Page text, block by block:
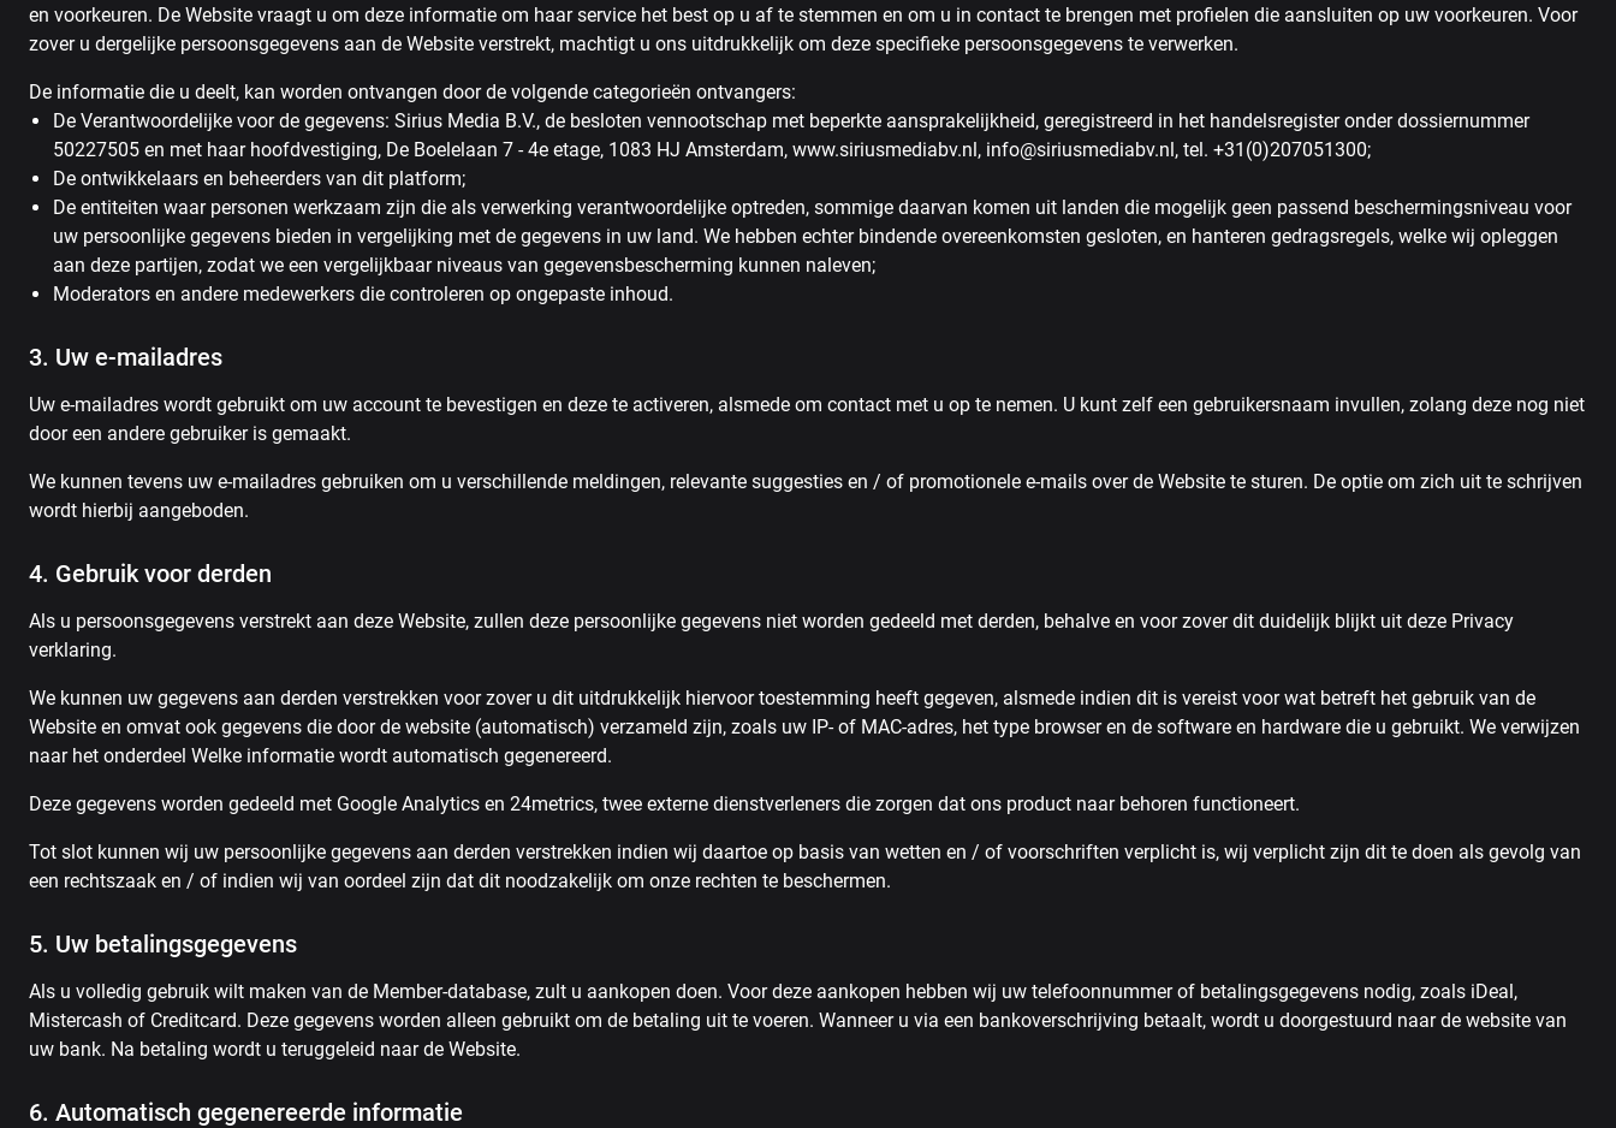
en voorkeuren. De Website vraagt ​​u om deze informatie om haar service het best op u af te stemmen en om u in contact te brengen met profielen die aansluiten op uw voorkeuren. Voor
zover u dergelijke persoonsgegevens aan de Website verstrekt, machtigt u ons uitdrukkelijk om deze specifieke persoonsgegevens te verwerken.
De informatie die u deelt, kan worden ontvangen door de volgende categorieën ontvangers:
De Verantwoordelijke voor de gegevens: Sirius Media B.V., de besloten vennootschap met beperkte aansprakelijkheid, geregistreerd in het handelsregister onder dossiernummer
50227505 en met haar hoofdvestiging, De Boelelaan 7 - 4e etage, 1083 HJ Amsterdam, www.siriusmediabv.nl, info@siriusmediabv.nl, tel. +31(0)207051300;
De ontwikkelaars en beheerders van dit platform;
De entiteiten waar personen werkzaam zijn die als verwerking verantwoordelijke optreden, sommige daarvan komen uit landen die mogelijk geen passend beschermingsniveau voor
uw persoonlijke gegevens bieden in vergelijking met de gegevens in uw land. We hebben echter bindende overeenkomsten gesloten, en hanteren gedragsregels, welke wij opleggen
aan deze partijen, zodat we een vergelijkbaar niveaus van gegevensbescherming kunnen naleven;
Moderators en andere medewerkers die controleren op ongepaste inhoud.
3. Uw e-mailadres
Uw e-mailadres wordt gebruikt om uw account te bevestigen en deze te activeren, alsmede om contact met u op te nemen. U kunt zelf een gebruikersnaam invullen, zolang deze nog niet
door een andere gebruiker is gemaakt.
We kunnen tevens uw e-mailadres gebruiken om u verschillende meldingen, relevante suggesties en / of promotionele e-mails over de Website te sturen. De optie om zich uit te schrijven
wordt hierbij aangeboden.
4. Gebruik voor derden
Als u persoonsgegevens verstrekt aan deze Website, zullen deze persoonlijke gegevens niet worden gedeeld met derden, behalve en voor zover dit duidelijk blijkt uit deze Privacy
verklaring.
We kunnen uw gegevens aan derden verstrekken voor zover u dit uitdrukkelijk hiervoor toestemming heeft gegeven, alsmede indien dit is vereist voor wat betreft het gebruik van de
Website en omvat ook gegevens die door de website (automatisch) verzameld zijn, zoals uw IP- of MAC-adres, het type browser en de software en hardware die u gebruikt. We verwijzen
naar het onderdeel Welke informatie wordt automatisch gegenereerd.
Deze gegevens worden gedeeld met Google Analytics en 24metrics, twee externe dienstverleners die zorgen dat ons product naar behoren functioneert.
Tot slot kunnen wij uw persoonlijke gegevens aan derden verstrekken indien wij daartoe op basis van wetten en / of voorschriften verplicht is, wij verplicht zijn dit te doen als gevolg van
een rechtszaak en / of indien wij van oordeel zijn dat dit noodzakelijk om onze rechten te beschermen.
5. Uw betalingsgegevens
Als u volledig gebruik wilt maken van de Member-database, zult u aankopen doen. Voor deze aankopen hebben wij uw telefoonnummer of betalingsgegevens nodig, zoals iDeal,
Mistercash of Creditcard. Deze gegevens worden alleen gebruikt om de betaling uit te voeren. Wanneer u via een bankoverschrijving betaalt, wordt u doorgestuurd naar de website van
uw bank. Na betaling wordt u teruggeleid naar de Website.
6. Automatisch gegenereerde informatie